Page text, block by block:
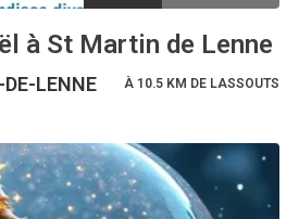
à St Martin de Lenne
LENNE À 10.5 KM DE LASSOUTS